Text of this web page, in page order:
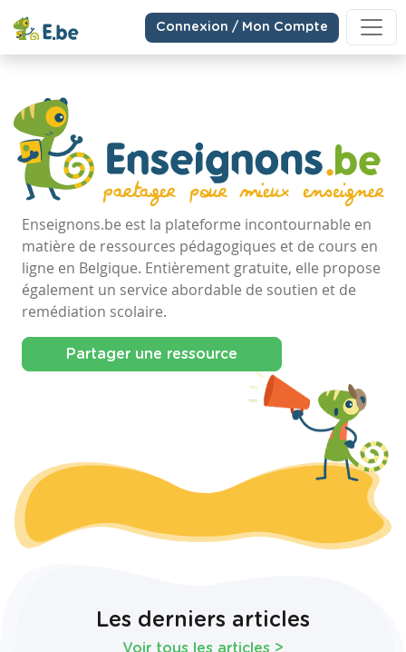
Connexion / Mon Compte
Enseignons.be est la plateforme incontournable en
matière de ressources pédagogiques et de cours en
ligne en Belgique. Entièrement gratuite, elle propose
également un service abordable de soutien et de
remédiation scolaire.
Partager une ressource
Les derniers articles
Voir tous les articles >